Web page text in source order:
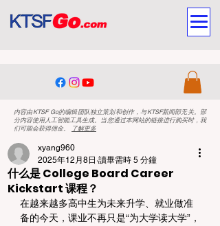
内容由KTSF Go的编辑团队独立策划和创作，与KTSF新闻部无关。部
分内容使用人工智能工具生成。当您通过本网站的链接进行购买时，我
们可能会获得佣金。
了解更多
什么是 College Board Career
Kickstart 课程？
xyang960
2025年12月8日 讀畢需時 5 分鐘
在越来越多高中生为未来升学、就业做准
备的今天，课业不再只是“为大学读大学”，